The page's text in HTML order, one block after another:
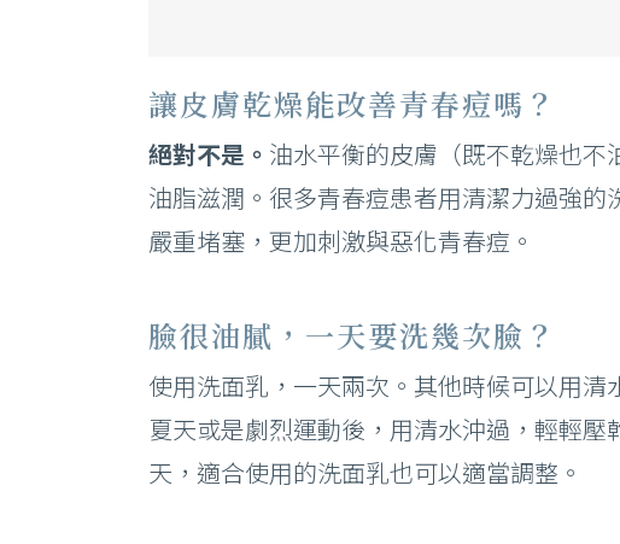
讓皮膚乾燥能改善青春痘嗎？
絕對不是。 油水平衡的皮膚（既不乾燥也
油脂滋潤。很多青春痘患者用清潔力過強
嚴重堵塞，更加刺激與惡化青春痘。
臉很油膩，一天要洗幾次臉？
使用洗面乳，一天兩次。其他時候可以用
夏天或是劇烈運動後，用清水沖過，輕輕
天，適合使用的洗面乳也可以適當調整。